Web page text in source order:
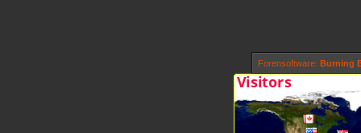
Forensoftware: Burning